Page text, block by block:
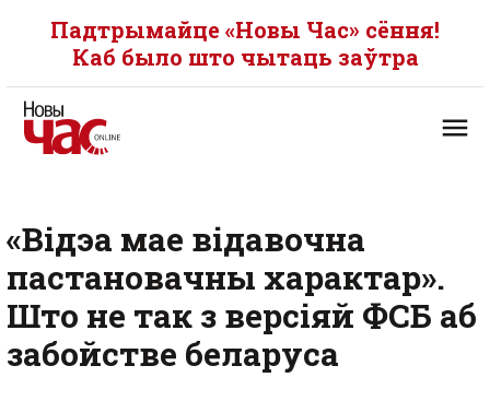
Падтрымайце «Новы Час» сёння!
Каб было што чытаць заўтра
«Відэа мае відавочна
пастановачны характар».
Што не так з версіяй ФСБ аб
забойстве беларуса